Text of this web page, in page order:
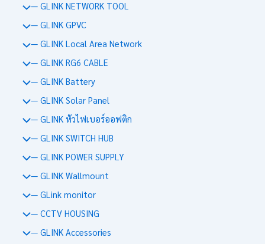
— GLINK NETWORK TOOL
— GLINK GPVC
— GLINK Local Area Network
— GLINK RG6 CABLE
— GLINK Battery
— GLINK Solar Panel
— GLINK หัวไฟเบอร์ออฟติก
— GLINK SWITCH HUB
— GLINK POWER SUPPLY
— GLINK Wallmount
— GLink monitor
— CCTV HOUSING
— GLINK Accessories